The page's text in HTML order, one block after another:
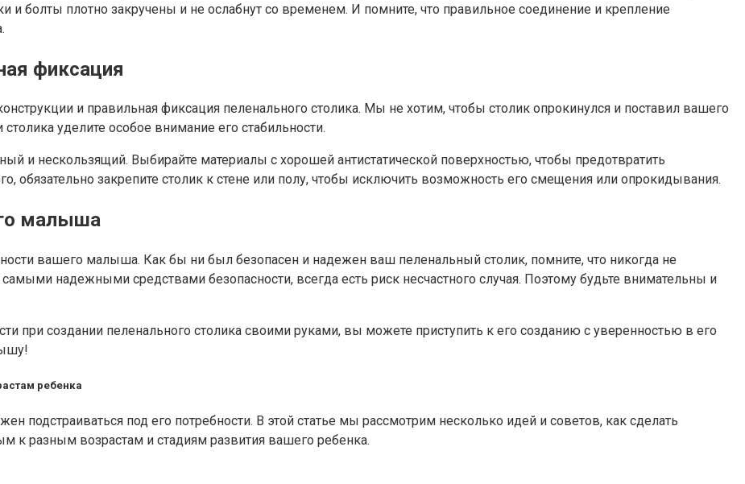
и болты плотно закручены и не ослабнут со временем. И помните, что правильное соединение и крепление
фиксация
и правильная фиксация пеленального столика. Мы не хотим, чтобы столик опрокинулся и поставил вашего
уделите особое внимание его стабильности.
и нескользящий. Выбирайте материалы с хорошей антистатической поверхностью, чтобы предотвратить
обязательно закрепите столик к стене или полу, чтобы исключить возможность его смещения или опрокидывания.
малыша
вашего малыша. Как бы ни был безопасен и надежен ваш пеленальный столик, помните, что никогда не
надежными средствами безопасности, всегда есть риск несчастного случая. Поэтому будьте внимательны и
при создании пеленального столика своими руками, вы можете приступить к его созданию с уверенностью в его
ребенка
подстраиваться под его потребности. В этой статье мы рассмотрим несколько идей и советов, как сделать
к разным возрастам и стадиям развития вашего ребенка.